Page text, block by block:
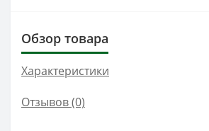
Обзор товара
Характеристики
Отзывов (0)